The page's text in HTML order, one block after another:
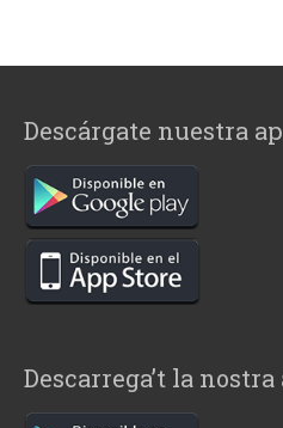
Descárgate nuestra
Descarrega’t la nostra